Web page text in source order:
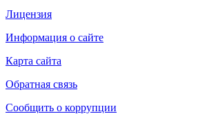
Лицензия
Информация о сайте
Карта сайта
Обратная связь
Сообщить о коррупции